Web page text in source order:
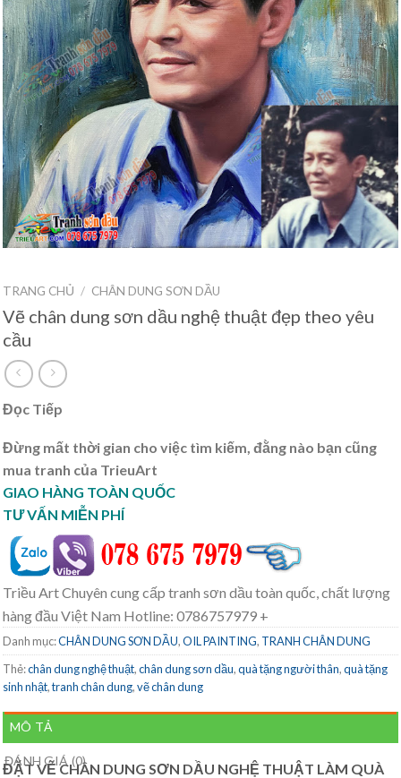
TRANG CHỦ / CHÂN DUNG SƠN DẦU
Vẽ chân dung sơn dầu nghệ thuật đẹp theo yêu
cầu
Đọc Tiếp
Đừng mất thời gian cho việc tìm kiếm, đằng nào bạn cũng
mua tranh của TrieuArt
GIAO HÀNG TOÀN QUỐC
TƯ VẤN MIỄN PHÍ
Triều Art Chuyên cung cấp tranh sơn dầu toàn quốc, chất lượng
hàng đầu Việt Nam Hotline: 0786757979 +
Danh mục:CHÂN DUNG SƠN DẦU,OIL PAINTING, TRANH CHÂN DUNG
Thẻ:chân dung nghệ thuật,chân dung sơn dầu,quà tặng người thân,quà tặng
sinh nhật,tranh chân dung,vẽ chân dung
MÔ TẢ
ĐÁNH GIÁ (0)
ĐẶT VẼ CHÂN DUNG SƠN DẦU NGHỆ THUẬT LÀM QUÀ